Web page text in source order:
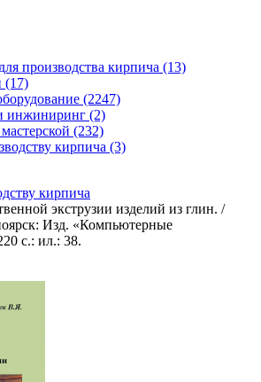
производства кирпича (13)
(17)
(2247)
инжиниринг (2)
(232)
кирпича (3)
кирпича
экструзии изделий из глин. /
Изд. «Компьютерные
с.: ил.: 38.